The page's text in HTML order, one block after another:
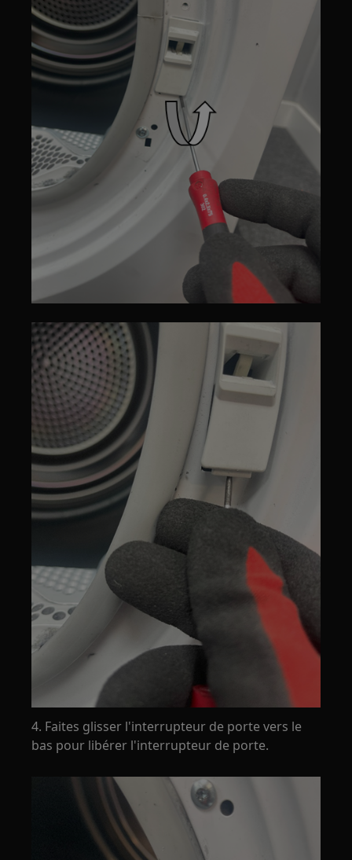
4. Faites glisser l'interrupteur de porte vers le
bas pour libérer l'interrupteur de porte.